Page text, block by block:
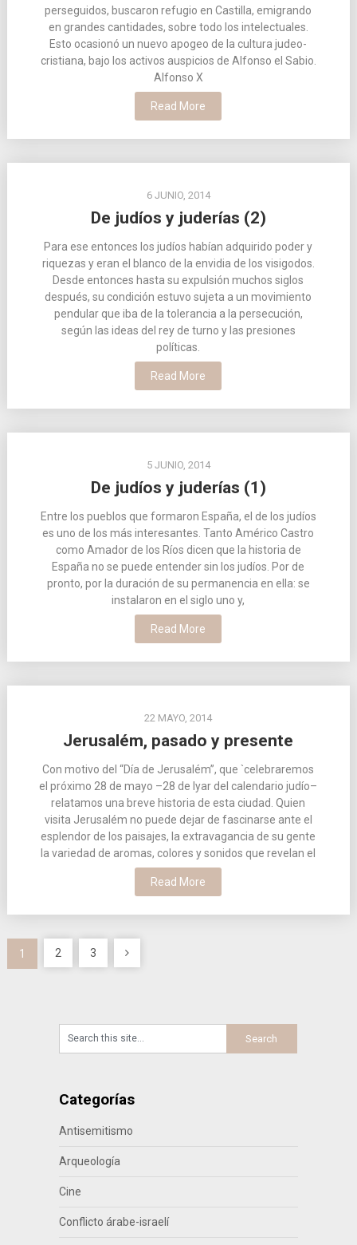
perseguidos, buscaron refugio en Castilla, emigrando
en grandes cantidades, sobre todo los intelectuales.
Esto ocasionó un nuevo apogeo de la cultura judeo-
cristiana, bajo los activos auspicios de Alfonso el Sabio.
Alfonso X
Read More
6 JUNIO, 2014
De judíos y juderías (2)
Para ese entonces los judíos habían adquirido poder y
riquezas y eran el blanco de la envidia de los visigodos.
Desde entonces hasta su expulsión muchos siglos
después, su condición estuvo sujeta a un movimiento
pendular que iba de la tolerancia a la persecución,
según las ideas del rey de turno y las presiones
políticas.
Read More
5 JUNIO, 2014
De judíos y juderías (1)
Entre los pueblos que formaron España, el de los judíos
es uno de los más interesantes. Tanto Américo Castro
como Amador de los Ríos dicen que la historia de
España no se puede entender sin los judíos. Por de
pronto, por la duración de su permanencia en ella: se
instalaron en el siglo uno y,
Read More
22 MAYO, 2014
Jerusalém, pasado y presente
Con motivo del “Día de Jerusalém”, que `celebraremos
el próximo 28 de mayo –28 de Iyar del calendario judío–
relatamos una breve historia de esta ciudad. Quien
visita Jerusalém no puede dejar de fascinarse ante el
esplendor de los paisajes, la extravagancia de su gente
la variedad de aromas, colores y sonidos que revelan el
Read More
Paginación
1 2 3
Categorías
Antisemitismo
Arqueología
Cine
Conflicto árabe-israelí